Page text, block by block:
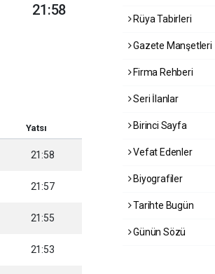
21:58
Yatsı
21:58
21:57
21:55
21:53
Rüya Tabirleri
Gazete Manşetleri
Firma Rehberi
Seri İlanlar
Birinci Sayfa
Vefat Edenler
Biyografiler
Tarihte Bugün
Günün Sözü